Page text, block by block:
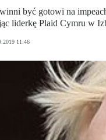
być gotowi na
liderkę Plaid Cymru w
11:46